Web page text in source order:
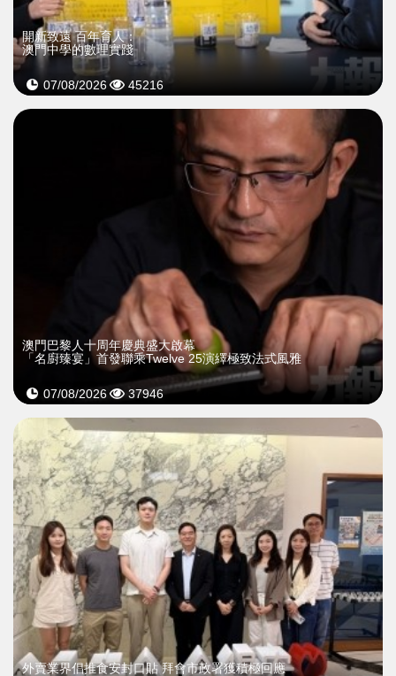
開新致遠 百年育人：
澳門中學的數理實踐
07/08/2026 45216
澳門巴黎人十周年慶典盛大啟幕
「名廚臻宴」首發聯乘Twelve 25演繹極致法式風雅
07/08/2026 37946
外賣業界倡推食安封口貼 拜會市政署獲積極回應